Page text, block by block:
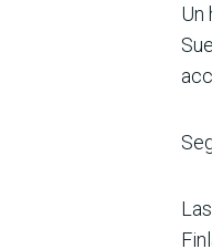
Un